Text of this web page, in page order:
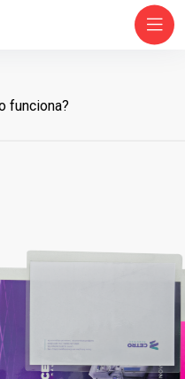
funciona?